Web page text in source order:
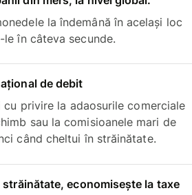
la îndemână în același loc
în câteva secunde.
de debit
privire la adaosurile comerciale
sau la comisioanele mari de
când cheltui în străinătate.
economisește la taxe